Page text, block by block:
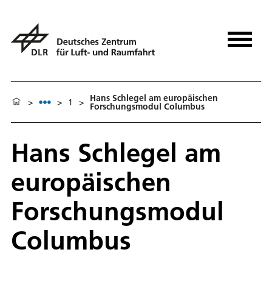
> > 1 > Hans Schlegel am europäischen
Forschungsmodul Columbus
Hans Schlegel am
europäischen
Forschungsmodul
Columbus